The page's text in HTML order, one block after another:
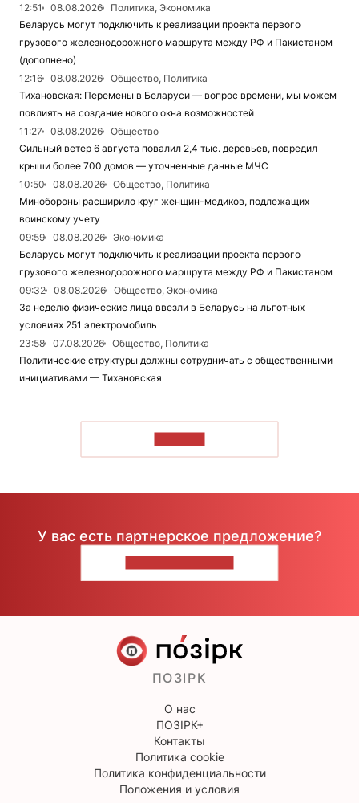
12:51
08.08.2026
Политика, Экономика
Беларусь могут подключить к реализации проекта первого
грузового железнодорожного маршрута между РФ и Пакистаном
(дополнено)
12:16
08.08.2026
Общество, Политика
Тихановская: Перемены в Беларуси — вопрос времени, мы можем
повлиять на создание нового окна возможностей
11:27
08.08.2026
Общество
Сильный ветер 6 августа повалил 2,4 тыс. деревьев, повредил
крыши более 700 домов — уточненные данные МЧС
10:50
08.08.2026
Общество, Политика
Минобороны расширило круг женщин-медиков, подлежащих
воинскому учету
09:59
08.08.2026
Экономика
Беларусь могут подключить к реализации проекта первого
грузового железнодорожного маршрута между РФ и Пакистаном
09:32
08.08.2026
Общество, Экономика
За неделю физические лица ввезли в Беларусь на льготных
условиях 251 электромобиль
23:58
07.08.2026
Общество, Политика
Политические структуры должны сотрудничать с общественными
инициативами — Тихановская
У вас есть партнерское предложение?
ПОЗІРК
О нас
ПОЗІРК+
Контакты
Политика cookie
Политика конфиденциальности
Положения и условия